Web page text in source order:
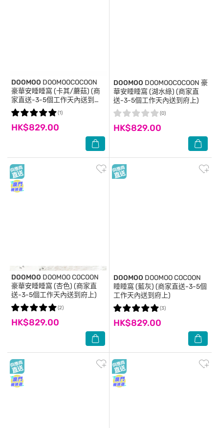
DOOMOO DOOMOOCOCOON
豪華安睡睡窩 (卡其/蘑菇) (商
家直送-3-5個工作天內送到府
上)
HK$829.00
(1)
DOOMOO DOOMOOCOCOON 豪
華安睡睡窩 (湖水綠) (商家直
送-3-5個工作天內送到府上)
HK$829.00
(0)
DOOMOO DOOMOO COCOON
豪華安睡睡窩 (杏色) (商家直
送-3-5個工作天內送到府上)
HK$829.00
(2)
DOOMOO DOOMOO COCOON
睡睡窩 (藍灰) (商家直送-3-5個
工作天內送到府上)
HK$829.00
(3)